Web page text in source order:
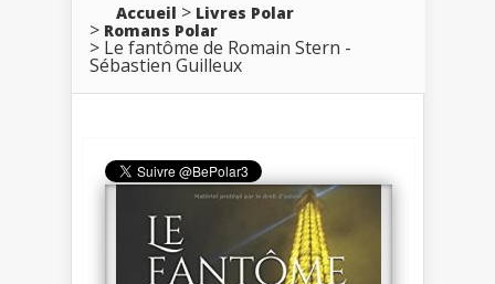
Accueil
Livres Polar
Romans Polar
Le fantôme de Romain Stern -
Sébastien Guilleux